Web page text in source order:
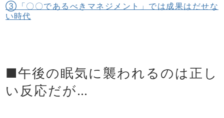
③「〇〇であるべきマネジメント」では成果はだせな
い時代
■午後の眠気に襲われるのは正し
い反応だが…